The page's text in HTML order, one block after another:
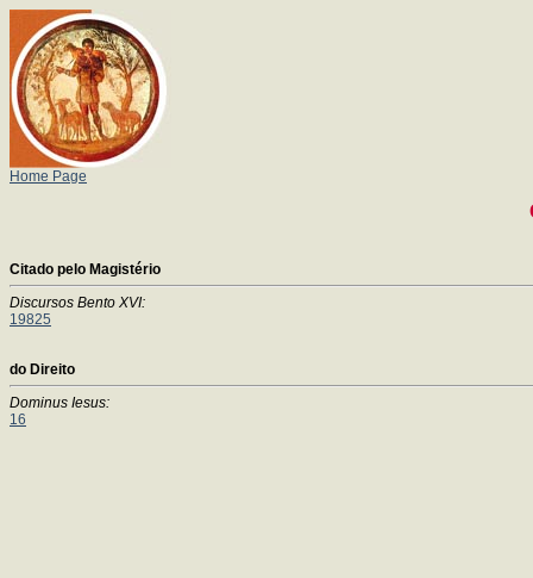
Home Page
Citado pelo Magistério
Discursos Bento XVI:
19825
do Direito
Dominus Iesus:
16